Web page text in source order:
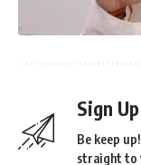
Sign
Be keep
straight to